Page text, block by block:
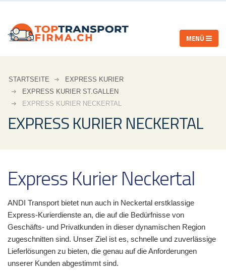
STARTSEITE
EXPRESS KURIER
EXPRESS KURIER ST.GALLEN
EXPRESS KURIER NECKERTAL
EXPRESS KURIER NECKERTAL
Express Kurier Neckertal
ANDI Transport bietet nun auch in Neckertal erstklassige
Express-Kurierdienste an, die auf die Bedürfnisse von
Geschäfts- und Privatkunden in dieser dynamischen Region
zugeschnitten sind. Unser Ziel ist es, schnelle und zuverlässige
Lieferlösungen zu bieten, die genau auf die Anforderungen
unserer Kunden abgestimmt sind.